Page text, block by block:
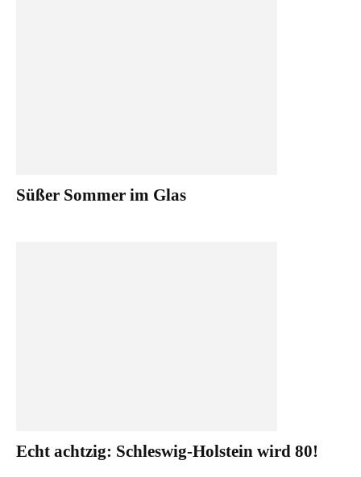
Süßer Sommer im Glas
Echt achtzig: Schleswig-Holstein wird 80!